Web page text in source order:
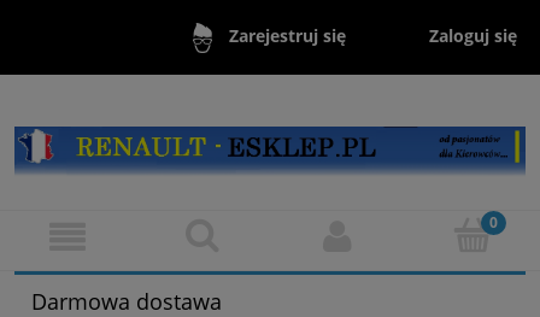
Zarejestruj się Zaloguj się
Darmowa dostawa